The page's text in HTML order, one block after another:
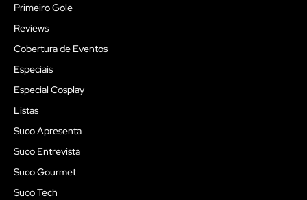
Primeiro Gole
Reviews
Cobertura de Eventos
Especiais
Especial Cosplay
Listas
Suco Apresenta
Suco Entrevista
Suco Gourmet
Suco Tech